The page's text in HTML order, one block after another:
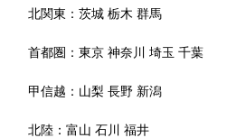
北関東：茨城 栃木 群馬
首都圏：東京 神奈川 埼玉 千葉
甲信越： 山梨 長野 新潟
北陸：富山 石川 福井